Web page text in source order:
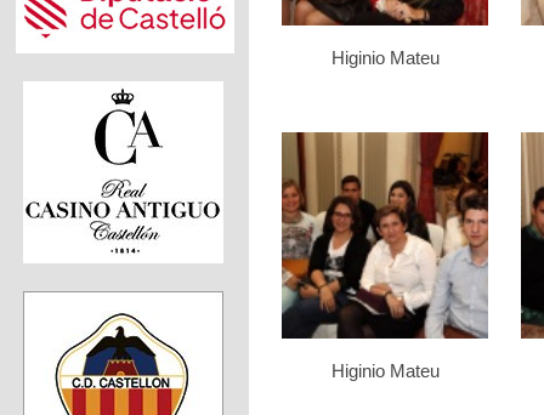
Higinio Mateu
Higinio Mateu